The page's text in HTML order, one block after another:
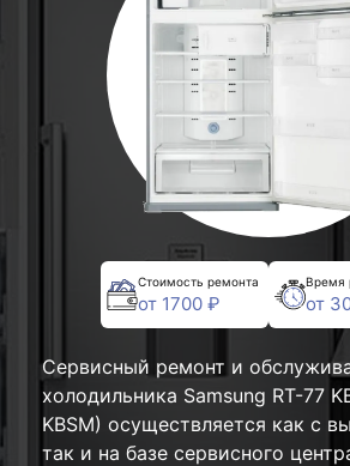
Стоимость ремонта
от 1700 ₽
Время
от
Сервисный ремонт и
холодильника Samsung RT-77
KBSM) осуществляется как с
так и на базе сервисного